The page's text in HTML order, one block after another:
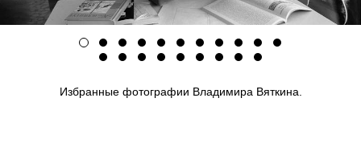
Избранные фотографии Владимира Вяткина.